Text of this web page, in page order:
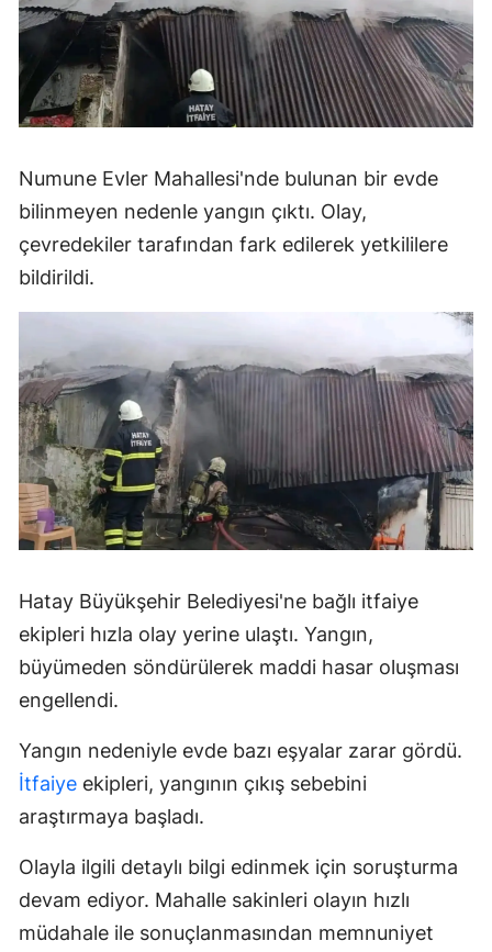
Numune Evler Mahallesi'nde bulunan bir evde
bilinmeyen nedenle yangın çıktı. Olay,
çevredekiler tarafından fark edilerek yetkililere
bildirildi.
Hatay Büyükşehir Belediyesi'ne bağlı itfaiye
ekipleri hızla olay yerine ulaştı. Yangın,
büyümeden söndürülerek maddi hasar oluşması
engellendi.
Yangın nedeniyle evde bazı eşyalar zarar gördü.
İtfaiye ekipleri, yangının çıkış sebebini
araştırmaya başladı.
Olayla ilgili detaylı bilgi edinmek için soruşturma
devam ediyor. Mahalle sakinleri olayın hızlı
müdahale ile sonuçlanmasından memnuniyet